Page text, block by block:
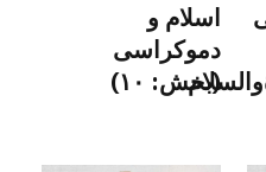
اسلام و
دموکراسی
(بخش: ۱۰)